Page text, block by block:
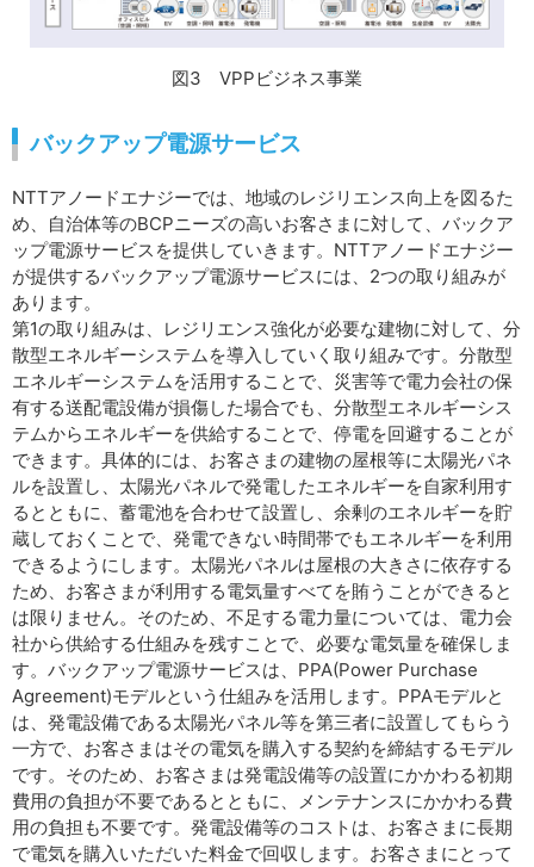
図3 VPPビジネス事業
バックアップ電源サービス
NTTアノードエナジーでは、地域のレジリエンス向上を図るた
め、自治体等のBCPニーズの高いお客さまに対して、バックア
ップ電源サービスを提供していきます。NTTアノードエナジー
が提供するバックアップ電源サービスには、2つの取り組みが
あります。
第1の取り組みは、レジリエンス強化が必要な建物に対して、分
散型エネルギーシステムを導入していく取り組みです。分散型
エネルギーシステムを活用することで、災害等で電力会社の保
有する送配電設備が損傷した場合でも、分散型エネルギーシス
テムからエネルギーを供給することで、停電を回避することが
できます。具体的には、お客さまの建物の屋根等に太陽光パネ
ルを設置し、太陽光パネルで発電したエネルギーを自家利用す
るとともに、蓄電池を合わせて設置し、余剰のエネルギーを貯
蔵しておくことで、発電できない時間帯でもエネルギーを利用
できるようにします。太陽光パネルは屋根の大きさに依存する
ため、お客さまが利用する電気量すべてを賄うことができると
は限りません。そのため、不足する電力量については、電力会
社から供給する仕組みを残すことで、必要な電気量を確保しま
す。バックアップ電源サービスは、PPA(Power Purchase
Agreement)モデルという仕組みを活用します。PPAモデルと
は、発電設備である太陽光パネル等を第三者に設置してもらう
一方で、お客さまはその電気を購入する契約を締結するモデル
です。そのため、お客さまは発電設備等の設置にかかわる初期
費用の負担が不要であるとともに、メンテナンスにかかわる費
用の負担も不要です。発電設備等のコストは、お客さまに長期
で電気を購入いただいた料金で回収します。お客さまにとって